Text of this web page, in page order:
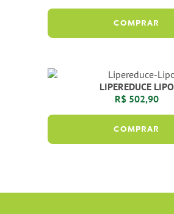
COMPRAR
LIPEREDUCE LIPO
R$ 502,90
COMPRAR